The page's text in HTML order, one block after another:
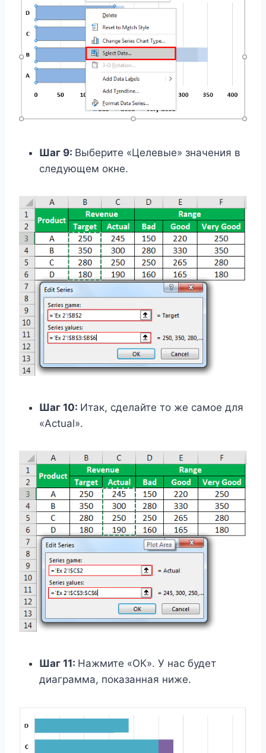
Шаг 9: Выберите «Целевые» значения в
следующем окне.
Шаг 10: Итак, сделайте то же самое для
«Actual».
Шаг 11: Нажмите «ОК». У нас будет
диаграмма, показанная ниже.